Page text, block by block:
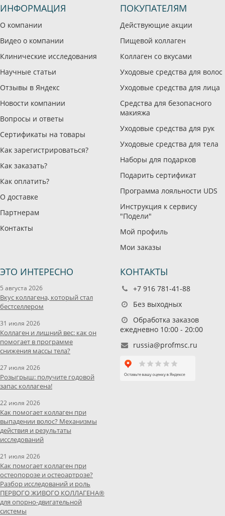
ИНФОРМАЦИЯ
О компании
Видео о компании
Клинические исследования
Научные статьи
Отзывы в Яндекс
Новости компании
Вопросы и ответы
Сертификаты на товары
Как зарегистрироваться?
Как заказать?
Как оплатить?
О доставке
Партнерам
Контакты
ПОКУПАТЕЛЯМ
Действующие акции
Пищевой коллаген
Коллаген со вкусами
Уходовые средства для волос
Уходовые средства для лица
Средства для безопасного
макияжа
Уходовые средства для рук
Уходовые средства для тела
Наборы для подарков
Подарить сертификат
Программа лояльности UDS
Инструкция к сервису
"Подели"
Мой профиль
Мои заказы
ЭТО ИНТЕРЕСНО
5 августа 2026
Вкус коллагена, который стал
бестселлером
31 июля 2026
Коллаген и лишний вес: как он
помогает в программе
снижения массы тела?
27 июля 2026
Розыгрыш: получите годовой
запас коллагена!
22 июля 2026
Как помогает коллаген при
выпадении волос? Механизмы
действия и результаты
исследований
21 июля 2026
Как помогает коллаген при
остеопорозе и остеоартрозе?
Разбор исследований и роль
ПЕРВОГО ЖИВОГО КОЛЛАГЕНА®
для опорно-двигательной
системы
КОНТАКТЫ
+7 916 781-41-88
Без выходных
Обработка заказов
ежедневно 10:00 - 20:00
russia@profmsc.ru